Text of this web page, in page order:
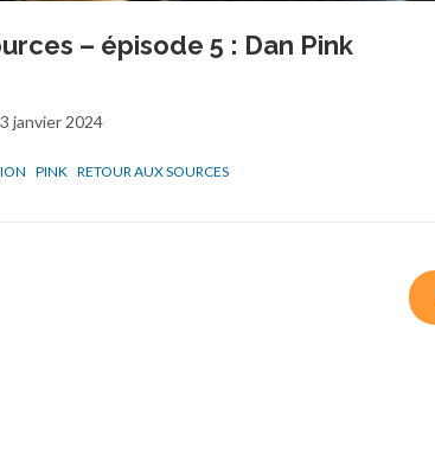
– épisode 5 : Dan Pink
janvier 2024
PINK RETOUR AUX SOURCES